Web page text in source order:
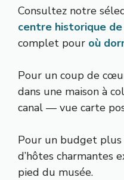
Consultez notre
centre historique
complet pour où
Pour un coup de
dans une maison à
canal — vue carte
Pour un budget plus
d’hôtes charmantes
pied du musée.